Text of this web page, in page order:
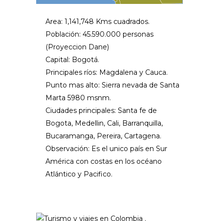
Area: 1,141,748 Kms cuadrados.
Población: 45.590.000 personas
(Proyeccion Dane)
Capital: Bogotá.
Principales ríos: Magdalena y Cauca.
Punto mas alto: Sierra nevada de Santa
Marta 5980 msnm.
Ciudades principales: Santa fe de
Bogota, Medellin, Cali, Barranquilla,
Bucaramanga, Pereira, Cartagena.
Observación: Es el unico país en Sur
América con costas en los océano
Atlántico y Pacifico.